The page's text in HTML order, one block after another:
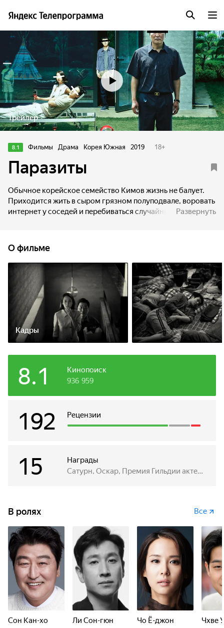
Трейлер
8.1 Фильмы Драма Корея Южная 2019 18+
Паразиты
Обычное корейское семейство Кимов жизнь не балует.
Приходится жить в сыром грязном полуподвале, воровать
интернет у соседей и перебиваться случайными
поработать репетитором у старшеклассницы в богатой
семье Пак. Подделав диплом о высшем образовании,
парень отправляется в шикарный дизайнерский особняк и
производит на хозяйку дома хорошее впечатление. Тут же
ему в голову приходит необычный план по
трудоустройству сестры.
Развернуть
О фильме
Кадры
Кинопоиск
8.1 936 959
Рецензии
192
Награды
15 Сатурн, Оскар, Премия Гильдии актеров, Азиатская киноакадемия, Британская академия, Золотой глобус
В ролях Все
Сон Кан-хо Ли Сон-гюн Чо Ё-джон Чхве